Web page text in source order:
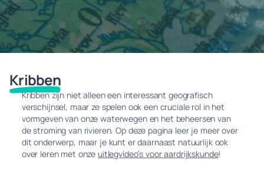
Kribben
Kribben zijn niet alleen een interessant geografisch
verschijnsel, maar ze spelen ook een cruciale rol in het
vormgeven van onze waterwegen en het beheersen van
de stroming van rivieren. Op deze pagina leer je meer over
dit onderwerp, maar je kunt er daarnaast natuurlijk ook
over leren met onze uitlegvideo’s voor aardrijkskunde!